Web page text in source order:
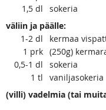
1,5 dl
sokeria
väliin ja päälle:
1-2 dl
kermaa
1 prk (250g)
0,5-1 dl
sokeria
1 tl
vaniljasokeria
(villi) vadelmia (tai